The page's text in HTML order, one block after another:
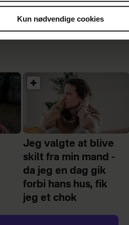
Kun nødvendige cookies
chok
Jeg valgte at blive
skilt fra min mand -
da jeg en dag gik
forbi hans hus, fik
jeg et chok